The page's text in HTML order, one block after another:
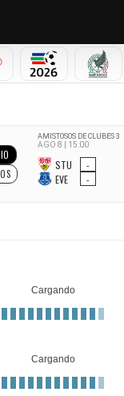
MUNDIAL 2026